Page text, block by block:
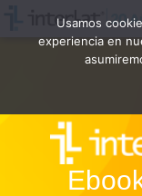
Usamos
experiencia en